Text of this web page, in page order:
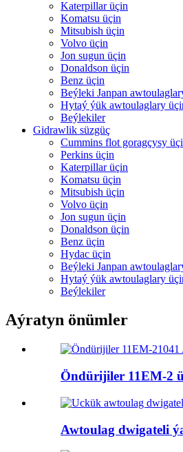
Katerpillar üçin
Komatsu üçin
Mitsubish üçin
Volvo üçin
Jon sugun üçin
Donaldson üçin
Benz üçin
Beýleki Janpan
Hytaý ýük awtoulaglary
Beýlekiler
Gidrawlik süzgüç
Cummins flot goragçysy
Perkins üçin
Katerpillar üçin
Komatsu üçin
Mitsubish üçin
Volvo üçin
Jon sugun üçin
Donaldson üçin
Benz üçin
Hydac üçin
Beýleki Janpan
Hytaý ýük awtoulaglary
Beýlekiler
Aýratyn önümler
Öndürijiler 11EM-2
Awtoulag dwigateli